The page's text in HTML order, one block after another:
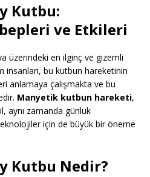
Kutbu:
ve Etkileri
üzerindeki en ilginç ve gizemli
bu kutbun hareketinin
anlamaya çalışmakta ve bu
Manyetik kutbun hareketi,
aynı zamanda günlük
teknolojiler için de büyük bir öneme
Kutbu Nedir?